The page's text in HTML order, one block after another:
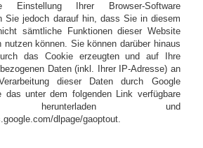
Einstellung Ihrer Browser-Software
Sie jedoch darauf hin, dass Sie in diesem
sämtliche Funktionen dieser Website
nutzen können. Sie können darüber hinaus
das Cookie erzeugten und auf Ihre
Daten (inkl. Ihrer IP-Adresse) an
dieser Daten durch Google
das unter dem folgenden Link verfügbare
herunterladen und
dlpage/gaoptout.